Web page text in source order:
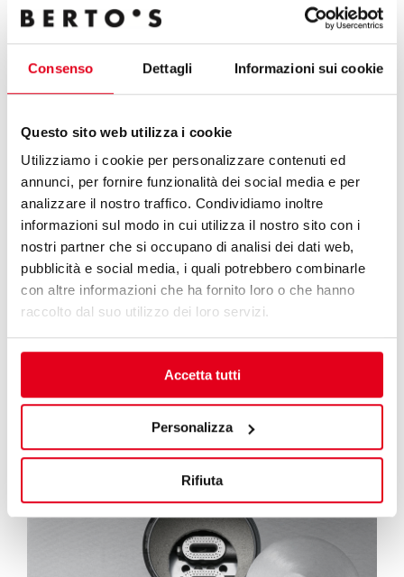
Consenso Dettagli Informazioni sui cookie
Questo sito web utilizza i cookie
Utilizziamo i cookie per personalizzare contenuti ed
annunci, per fornire funzionalità dei social media e per
analizzare il nostro traffico. Condividiamo inoltre
informazioni sul modo in cui utilizza il nostro sito con i
nostri partner che si occupano di analisi dei dati web,
pubblicità e social media, i quali potrebbero combinarle
con altre informazioni che ha fornito loro o che hanno
raccolto dal suo utilizzo dei loro servizi.
Accetta tutti
Personalizza
Rifiuta
Inovadores
inovação é a alma da BERTO'S, sempre
empenhada com paixão para obter as
soluções do futuro.